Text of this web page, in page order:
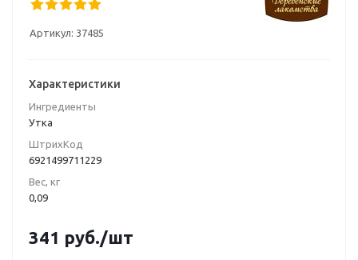
Артикул: 37485
Характеристики
Ингредиенты
Утка
ШтрихКод
6921499711229
Вес, кг
0,09
341 руб./шт